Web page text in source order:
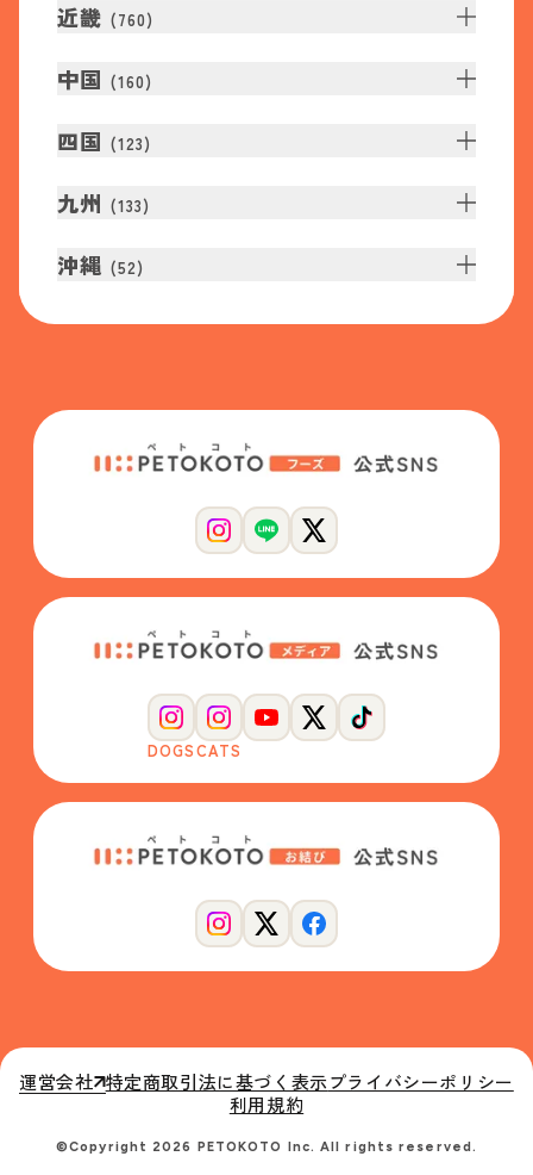
近畿 (760)
中国 (160)
四国 (123)
九州 (133)
沖縄 (52)
DOGSCATS
運営会社 特定商取引法に基づく表示プライバシーポリシー
利用規約
©Copyright 2026 PETOKOTO Inc. All rights reserved.